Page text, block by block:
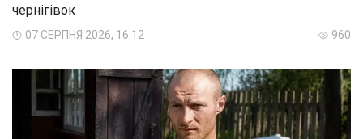
чернігівок
07 СЕРПНЯ 2026, 16:12 960